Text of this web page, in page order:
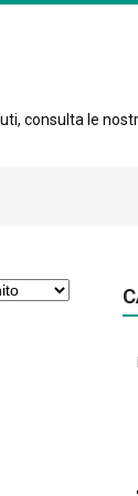
consulta le